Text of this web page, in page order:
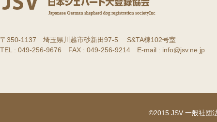
〒350-1137 埼玉県川越市砂新田97-5 S&TA棟102号室
TEL : 049-256-9676 FAX : 049-256-9214 E-mail : info@jsv.ne.jp
©2015 JSV 一般社団